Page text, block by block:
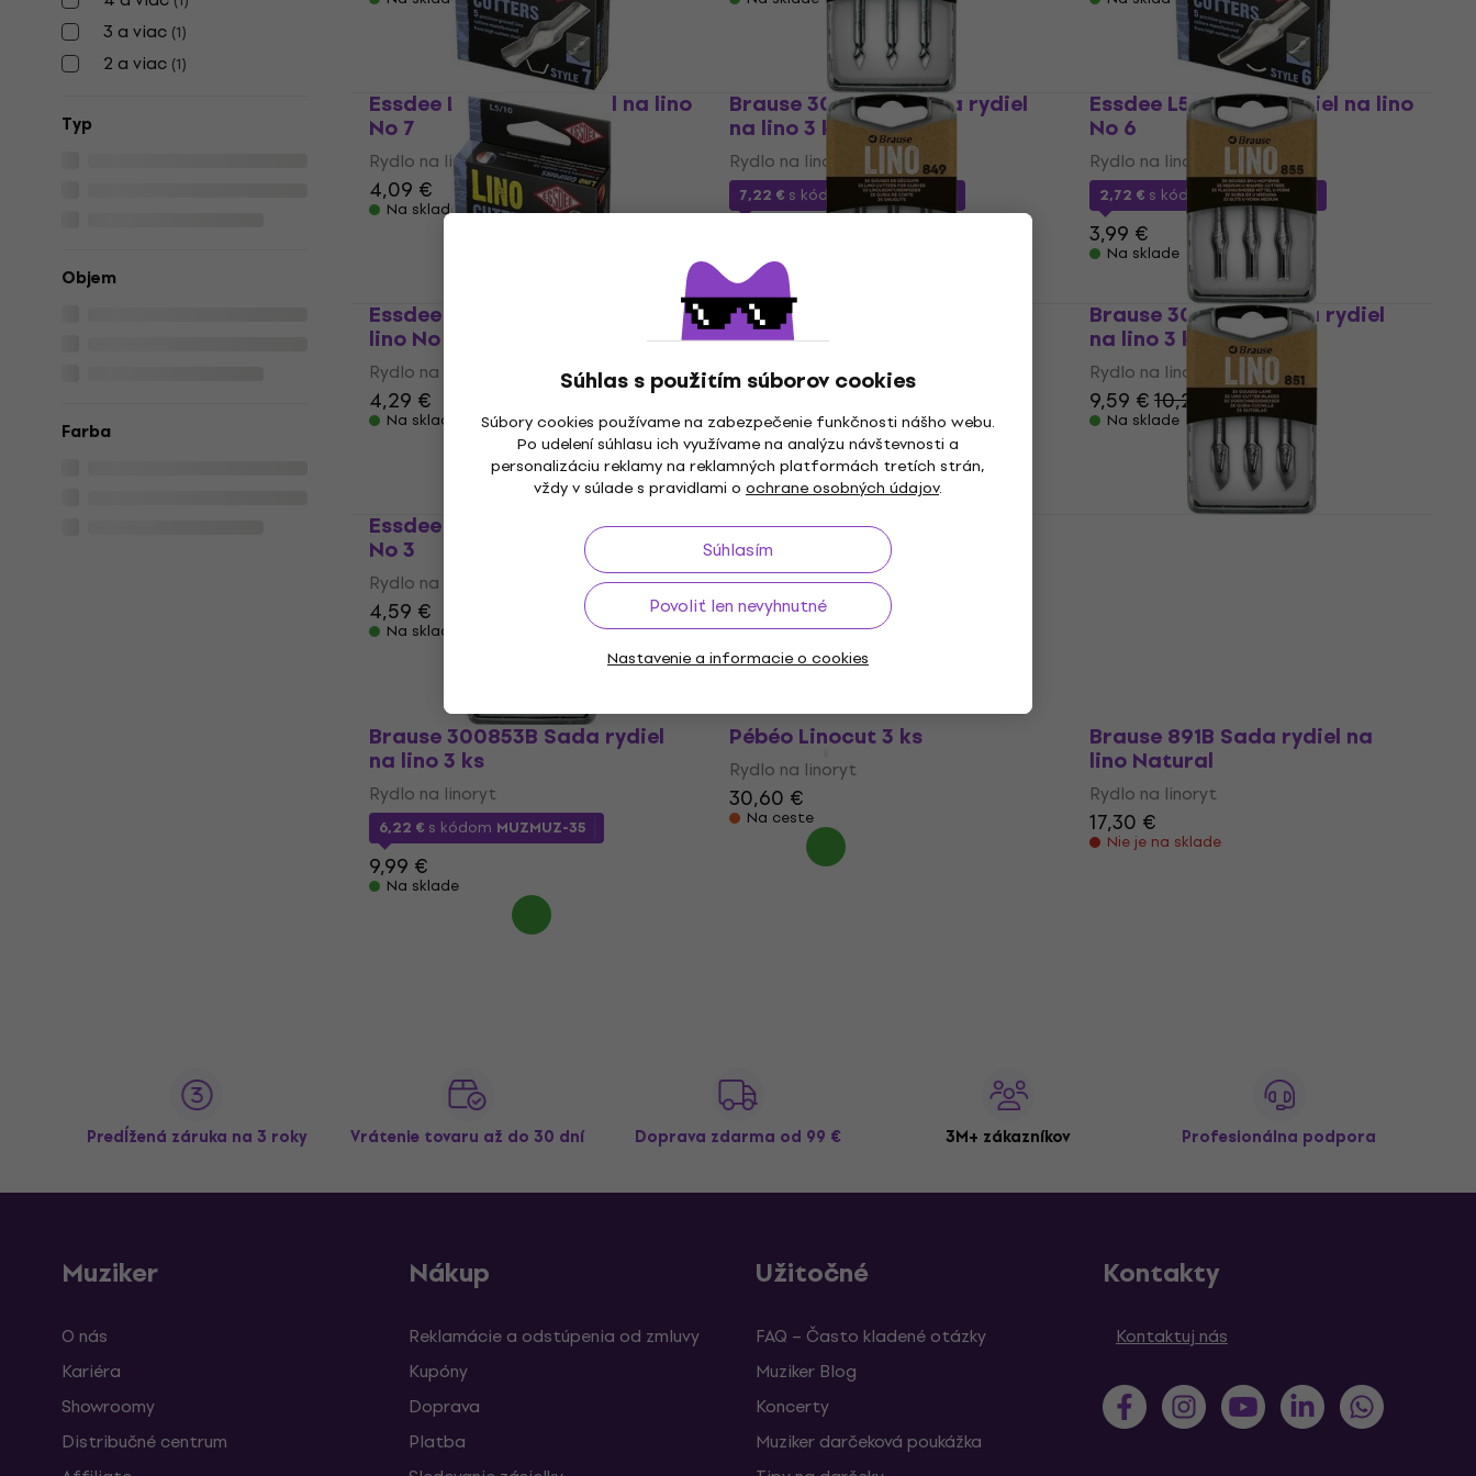
Súhlas s použitím súborov cookies
Súbory cookies používame na zabezpečenie funkčnosti nášho webu.
Po udelení súhlasu ich využívame na analýzu návštevnosti a
personalizáciu reklamy na reklamných platformách tretích strán,
vždy v súlade s pravidlami o ochrane osobných údajov.
Súhlasím
Povoliť len nevyhnutné
Nastavenie a informacie o cookies
3 a viac (1)
2 a viac (1)
Typ
Objem
Farba
Essdee L5/7 Sada rydiel na lino
No 7
Rydlo na linoryt
4,09 €
Na sklade
Brause 300848B Sada rydiel
na lino 3 ks
Rydlo na linoryt
7,22 € s kódom MUZMUZ-25
Essdee L5/6 Sada rydiel na lino
No 6
Rydlo na linoryt
2,72 € s kódomMUZMUZ-30
3,99 €
Na sklade
Essdee L5/10 Sada rydiel na
lino No 10
Rydlo na linoryt
4,29 €
Na sklade
Brause 300849B Sada rydiel
na lino 3 ks
Rydlo na linoryt
9,99 €
Na sklade
Brause 300855B Sada rydiel
na lino 3 ks
Rydlo na linoryt
9,59 €10,20 €
Na sklade
Essdee L5/3 Sada rydiel na lino
No 3
Rydlo na linoryt
4,59 €
Na sklade
Essdee L5/9 Sada rydiel na lino
No 9
Rydlo na linoryt
4,39 €4,69 €
Na sklade
Brause 300851B Sada rydiel na
Brause 300853B Sada rydiel
na lino 3 ks
Rydlo na linoryt
6,22 € s kódom MUZMUZ-35
9,99 €
Na sklade
Pébéo Linocut 3 ks
Rydlo na linoryt
30,60 €
Na ceste
Brause 891B Sada rydiel na
lino Natural
Rydlo na linoryt
17,30 €
Nie je na sklade
Predĺžená záruka na 3 roky Vrátenie tovaru až do 30 dní Doprava zdarma od 99 € 3M+ zákazníkov Profesionálna podpora
Muziker
O nás
Kariéra
Showroomy
Distribučné centrum
Nákup
Reklamácie a odstúpenia od zmluvy
Kupóny
Doprava
Platba
Užitočné
FAQ – Často kladené otázky
Muziker Blog
Koncerty
Muziker darčeková poukážka
Kontakty
Kontaktuj nás